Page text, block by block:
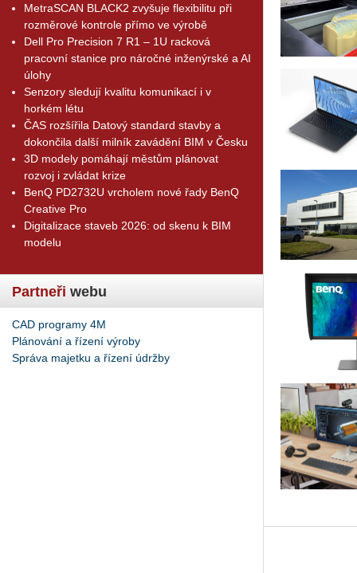
MetraSCAN BLACK2 zvyšuje flexibilitu při
rozměrové kontrole přímo ve výrobě
Dell Pro Precision 7 R1 – 1U racková
pracovní stanice pro náročné inženýrské a AI
úlohy
Senzory sledují kvalitu komunikací i v
horkém létu
ČAS rozšířila Datový standard stavby a
dokončila další milník zavádění BIM v Česku
3D modely pomáhají městům plánovat
rozvoj i zvládat krize
BenQ PD2732U vrcholem nové řady BenQ
Creative Pro
Digitalizace staveb 2026: od skenu k BIM
modelu
Partneři webu
CAD programy 4M
Plánování a řízení výroby
Správa majetku a řízení údržby